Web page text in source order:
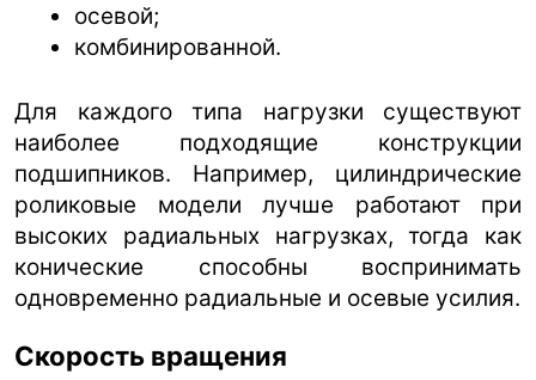
осевой;
комбинированной.
Для каждого типа нагрузки существуют
наиболее подходящие конструкции
подшипников. Например, цилиндрические
роликовые модели лучше работают при
высоких радиальных нагрузках, тогда как
конические способны воспринимать
одновременно радиальные и осевые усилия.
Скорость вращения